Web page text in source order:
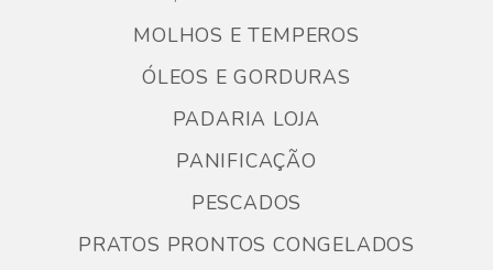
MOLHOS E TEMPEROS
ÓLEOS E GORDURAS
PADARIA LOJA
PANIFICAÇÃO
PESCADOS
PRATOS PRONTOS CONGELADOS